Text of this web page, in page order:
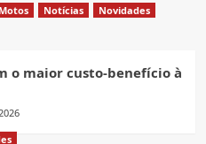
Motos Notícias
Novidades
o maior custo-benefício à